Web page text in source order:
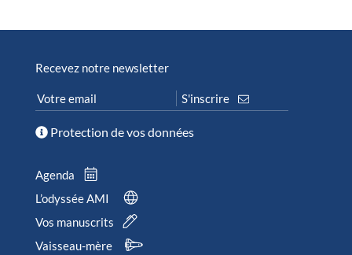
Recevez notre newsletter
Protection de vos données
Agenda
L’odyssée AMI
Vos manuscrits
Vaisseau-mère